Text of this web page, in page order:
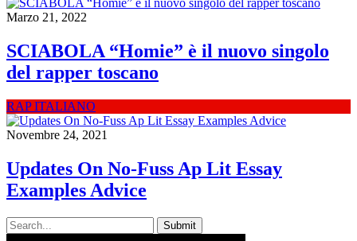
Marzo 21, 2022
SCIABOLA “Homie” è il nuovo singolo
del rapper toscano
RAP ITALIANO
Novembre 24, 2021
Updates On No-Fuss Ap Lit Essay
Examples Advice